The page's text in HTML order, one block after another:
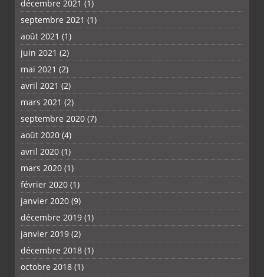
décembre 2021 (1)
septembre 2021 (1)
août 2021 (1)
juin 2021 (2)
mai 2021 (2)
avril 2021 (2)
mars 2021 (2)
septembre 2020 (7)
août 2020 (4)
avril 2020 (1)
mars 2020 (1)
février 2020 (1)
janvier 2020 (9)
décembre 2019 (1)
janvier 2019 (2)
décembre 2018 (1)
octobre 2018 (1)